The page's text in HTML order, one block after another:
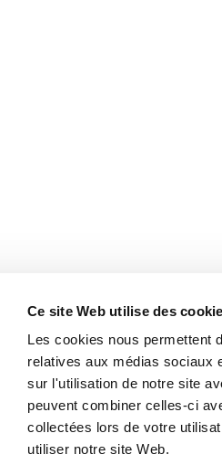
Ce site Web utilise des
Les cookies nous permettent
relatives aux médias sociaux
sur l'utilisation de notre site
peuvent combiner celles-ci
collectées lors de votre
utiliser notre site Web.